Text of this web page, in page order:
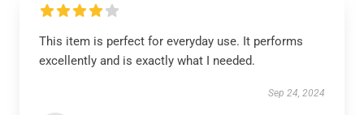
This item is perfect for everyday use. It performs
excellently and is exactly what I needed.
Sep 24, 2024